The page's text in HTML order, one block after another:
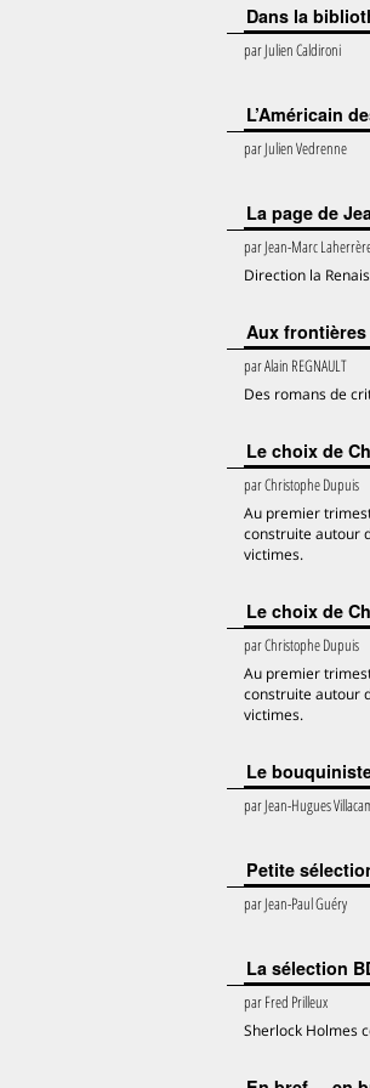
Dans la
parJulien Caldironi
L’Américain
parJulien Vedrenne
La page de
parJean-Marc
Direction la
Aux
parAlain REGNAULT
Des romans de
Le choix de
parChristophe Dupuis
Au premier
construite autour
victimes.
Le choix de
parChristophe Dupuis
Au premier
construite autour
victimes.
Le
parJean-Hugues
Petite
parJean-Paul Guéry
La sélection
parFred Prilleux
Sherlock Holmes